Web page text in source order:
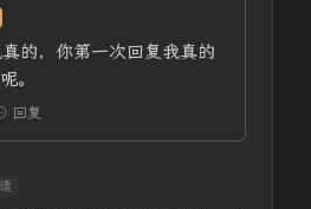
的，你第一次回复我真的
。
回复